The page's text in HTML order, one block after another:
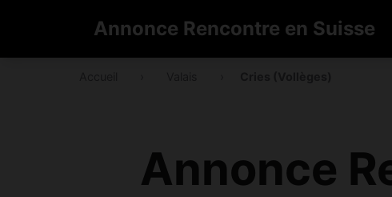
Annonce Rencontre en Suisse
Annonce